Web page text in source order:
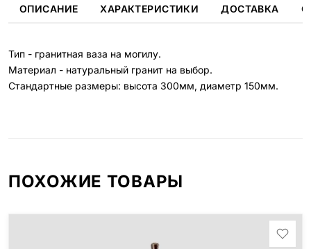
ОПИСАНИЕ ХАРАКТЕРИСТИКИ ДОСТАВКА
Тип - гранитная ваза на могилу.
Материал - натуральный гранит на выбор.
Стандартные размеры: высота 300мм, диаметр 150мм.
ПОХОЖИЕ ТОВАРЫ